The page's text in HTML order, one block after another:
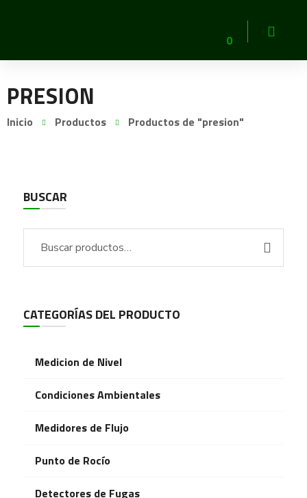
0
PRESION
Inicio Productos Productos de "presion"
BUSCAR
CATEGORÍAS DEL PRODUCTO
Medicion de Nivel
Condiciones Ambientales
Medidores de Flujo
Punto de Rocío
Detectores de Fugas